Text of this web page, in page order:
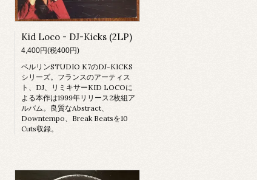
Kid Loco - DJ-Kicks (2LP)
4,400円(税400円)
ベルリンSTUDIO K7のDJ-KICKS
シリーズ。フランスのアーティス
ト、DJ、リミキサーKID LOCOに
よる本作は1999年リリース2枚組ア
ルバム。良質なAbstract、
Downtempo、Break Beatsを10
Cuts収録。